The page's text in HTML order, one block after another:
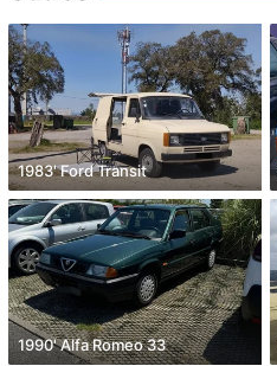
1983' Ford Transit
1990' Alfa Romeo 33